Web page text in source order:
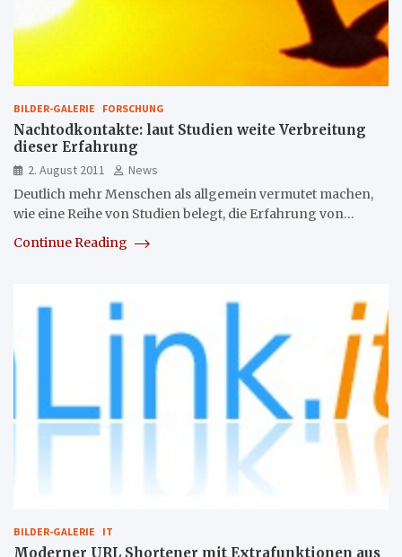
BILDER-GALERIE FORSCHUNG
Nachtodkontakte: laut Studien weite Verbreitung
dieser Erfahrung
2. August 2011
News
Deutlich mehr Menschen als allgemein vermutet machen,
wie eine Reihe von Studien belegt, die Erfahrung von…
Continue Reading
BILDER-GALERIE IT
Moderner URL Shortener mit Extrafunktionen aus